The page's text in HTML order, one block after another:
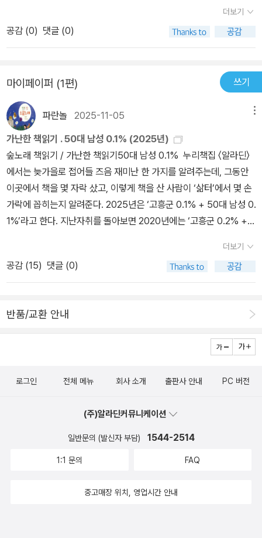
지도 모른다. 자기 안의 ‘여우’와 ‘늑대’를 포용하기 위해서는, 상대의
‘늑대’와 ‘여우’를 받아들일 필요가 있기 때문이다. ‘소시민’ 시리즈의
비를 다시 만나볼 수 있으리라는 기대감이 높아진다.
는다. 고바토와 오사나이가 함께 어떤 일들을 해결했다는 건 알겠는
데 내용이 통 생각나지 않으니 이 상태로라면 새로 읽어도 또 재미있
을 듯하다. (이미 읽은 책 중에 기억이 전혀 나지 않아 다시 읽기도 한
지루하지 않으니.) 교통사고가 났다. 고바토와 오사나이가 함께 걸어
가던 중에 고바토가 차에 치이는 뺑소니 사고. 3년 전에 동급생이 당
한 사고가 있었던 자리 근처에서. 입원해 있는 상태로 고바토는 3년
전의 사고와 자신이 당한 사고를 비교하고 추리한다. 사고가 일어나
는 경위와 뺑소니를 친 범인을 추리해 내는 과정이 묘하게도 재미있
고 빠져 든다. 가벼운 듯 경쾌한 듯한 문체지만 남기는 분위기는 결코
가볍지 않다. 하찮은 단서라도 기어이 찾아 내어 사건 해결에 이용하
는 두 인물의 용의주도함이 대견하고 이는 곧바로 작가의 의도로 이
어진다. 어떻게 이렇게 연결을 해 놓을 수가, 감탄하도록. 하권을 읽으
더보기
공감 (0) 댓글 (0)
마이페이퍼 (1편) 쓰기
파란놀 2025-11-05
가난한 책읽기 . 50대 남성 0.1% (2025년)
숲노래 책읽기 / 가난한 책읽기50대 남성 0.1% 누리책집 〈알라딘〉
에서는 늦가을로 접어들 즈음 재미난 한 가지를 알려주는데, 그동안
이곳에서 책을 몇 자락 샀고, 이렇게 책을 산 사람이 ‘삶터’에서 몇 손
가락에 꼽히는지 알려준다. 2025년은 ‘고흥군 0.1% + 50대 남성 0.
1%’라고 한다. 지난자취를 돌아보면 2020년에는 ‘고흥군 0.2% +
년까지 ‘40대 남성 0.1%’였다가 2024년부터 ‘50대 남성 0.1%’로
바뀌니, 내 나이 앞자리가 바뀌면서 마흔줄 책돌이 가운데 0.2%에
있던 분은 0.1%로 바뀌었을 테고, 쉰줄 책돌이 가운데 0.1%에 있던
헤아린다. 전라남도 고흥군은 워낙 작으니 ‘고흥군 0.1%’라고 한들
시큰둥하다. 나라를 통틀면 어느 만큼일까? 내가 ‘40대 남성 0.
1%’나 ‘50대 남성 0.1%’라면, 마흔줄 책순이나 쉰줄 책순이는 어느
만나려나? 순이돌이를 아울러서도 알려준다면, 또한 모든 나이를 아
꽤 재미날 만하지 싶다. 올해에는 부산 보수동과 〈책과 아이들〉을 비
롯한 여러 부산책집에서 책을 오지게 샀다. 그래서 올해에 〈알라딘〉에
부산책집에서는 2500자락 남짓 산 듯하다. 언제나 되뇌는 한 가지
0%’로 밀어낼 수 있기를 빈다. 시골에서 살아가는 이웃님도 모쪼록
더보기
공감 (15) 댓글 (0)
반품/교환 안내
로그인 전체 메뉴 회사 소개 출판사 안내 PC 버전
(주)알라딘커뮤니케이션
일반문의 (발신자 부담) 1544-2514
1:1 문의 FAQ
중고매장 위치, 영업시간 안내